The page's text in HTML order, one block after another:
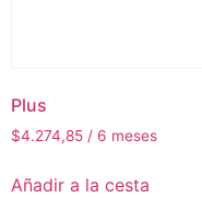
Plus
$4.274,85 / 6 meses
Añadir a la cesta